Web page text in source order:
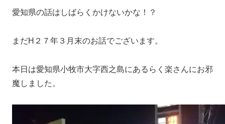
愛知県の話はしばらくかけないかな！？
まだH２７年３月末のお話でございます。
本日は愛知県小牧市大字西之島にあるらく楽さんにお邪
魔しました。